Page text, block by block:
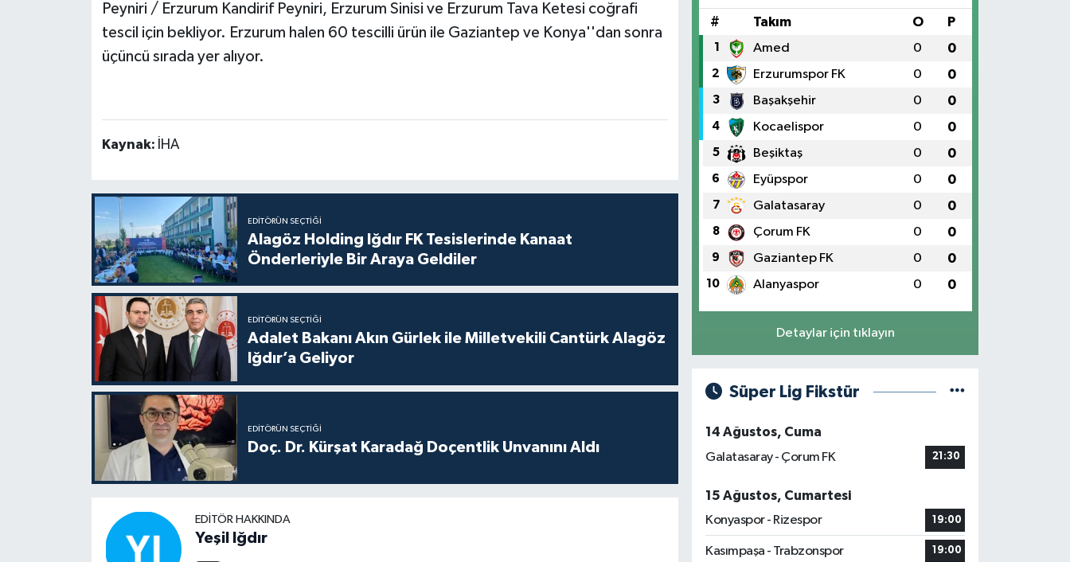
Peyniri / Erzurum Kandirif Peyniri, Erzurum Sinisi ve Erzurum Tava Ketesi coğrafi
tescil için bekliyor. Erzurum halen 60 tescilli ürün ile Gaziantep ve Konya''dan sonra
üçüncü sırada yer alıyor.
Kaynak: İHA
EDITÖRÜN SEÇTIĞI
Alagöz Holding Iğdır FK Tesislerinde Kanaat
Önderleriyle Bir Araya Geldiler
EDITÖRÜN SEÇTIĞI
Adalet Bakanı Akın Gürlek ile Milletvekili Cantürk Alagöz
Iğdır’a Geliyor
EDITÖRÜN SEÇTIĞI
Doç. Dr. Kürşat Karadağ Doçentlik Unvanını Aldı
EDITÖR HAKKINDA
Yeşil Iğdır
# Takım O P
1 Amed 0 0
2 Erzurumspor FK 0 0
3 Başakşehir 0 0
4 Kocaelispor 0 0
5 Beşiktaş 0 0
6 Eyüpspor 0 0
7 Galatasaray 0 0
8 Çorum FK 0 0
9 Gaziantep FK 0 0
10 Alanyaspor 0 0
Detaylar için tıklayın
Süper Lig Fikstür
14 Ağustos, Cuma
Galatasaray - Çorum FK
21:30
15 Ağustos, Cumartesi
Konyaspor - Rizespor
19:00
Kasımpaşa - Trabzonspor 19:00